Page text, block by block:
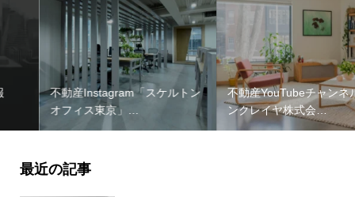
不動産Instagram「スケルトン
オフィス東京」…
不動産YouTubeチャンネル「
ンクレイヤ株式会…
最近の記事